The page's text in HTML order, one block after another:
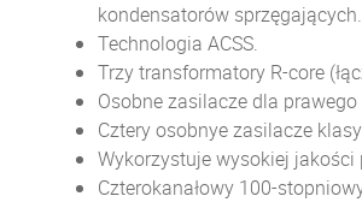
kondensatorów sprzęgających.
Technologia ACSS.
Trzy transformatory R-core
Osobne zasilacze dla prawego
Cztery osobnye zasilacze
Wykorzystuje wysokiej jakości
Czterokanałowy 100-